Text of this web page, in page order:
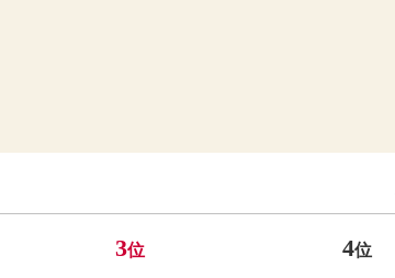
3位 4位